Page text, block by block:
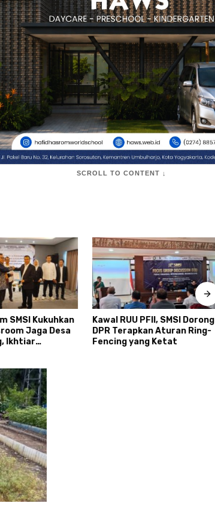
SCROLL TO CONTENT ↓
SMSI Kukuhkan
Jaga Desa
Ikhtiar
Kawal RUU PFII, SMSI Dorong
DPR Terapkan Aturan Ring-
Fencing yang Ketat